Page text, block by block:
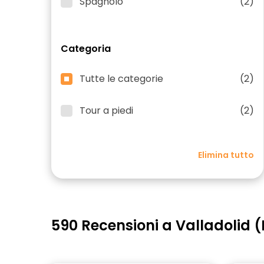
Categoria
Tutte le categorie (2)
Tour a piedi (2)
Elimina tutto
590 Recensioni a Valladolid